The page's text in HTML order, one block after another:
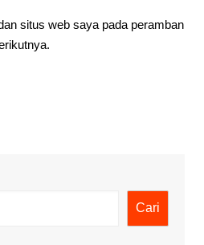
situs web saya pada peramban
Cari